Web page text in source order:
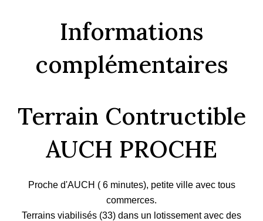
Informations
complémentaires
Terrain Contructible
AUCH PROCHE
Proche d'AUCH ( 6 minutes), petite ville avec tous
commerces.
Terrains viabilisés (33) dans un lotissement avec des